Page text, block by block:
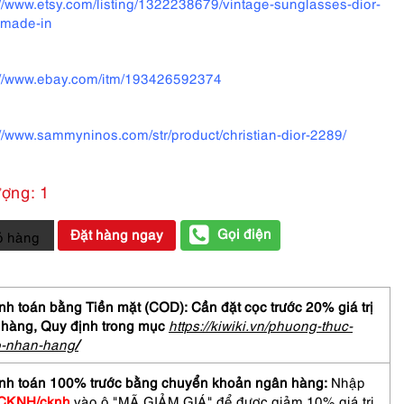
in
www.ebay.com/itm/193426592374
www.sammyninos.com/str/product/christian-dior-2289/
1
hàng Đặt hàng ngay Gọi điện
toán bằng Tiền mặt (COD): Cần đặt cọc trước 20% giá trị
Quy định trong mục https://kiwiki.vn/phuong-thuc-
nhan-hang/
toán 100% trước bằng chuyển khoản ngân hàng: Nhập